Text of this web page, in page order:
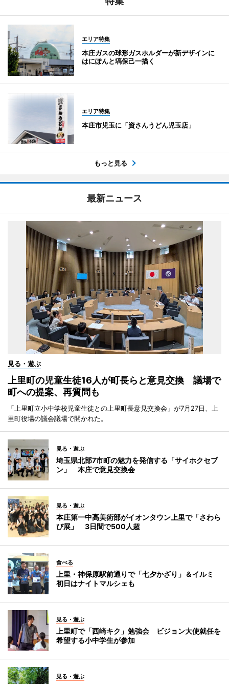
エリア特集
本庄ガスの球形ガスホルダーが新デザインに
はにぽんと塙保己一描く
エリア特集
本庄市児玉に「資さんうどん児玉店」
もっと見る
最新ニュース
見る・遊ぶ
上里町の児童生徒16人が町長らと意見交換 議場で
町への提案、再質問も
「上里町立小中学校児童生徒との上里町長意見交換会」が7月27日、上
里町役場の議会議場で開かれた。
見る・遊ぶ
埼玉県北部7市町の魅力を発信する「サイホクセブ
ン」 本庄で意見交換会
見る・遊ぶ
本庄第一中高美術部がイオンタウン上里で「さわら
び展」 3日間で500人超
食べる
上里・神保原駅前通りで「七夕かざり」＆イルミ
初日はナイトマルシェも
見る・遊ぶ
上里町で「西崎キク」勉強会 ビジョン大使就任を
希望する小中学生が参加
見る・遊ぶ